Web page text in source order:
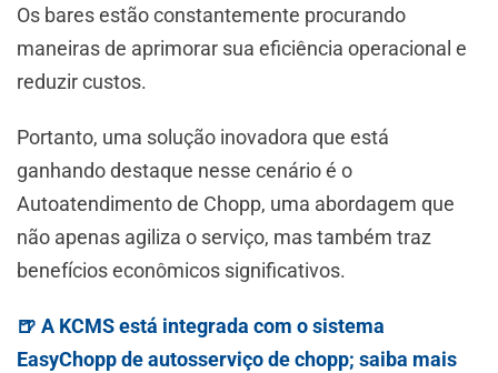
Os bares estão constantemente procurando
maneiras de aprimorar sua eficiência operacional e
reduzir custos.
Portanto, uma solução inovadora que está
ganhando destaque nesse cenário é o
Autoatendimento de Chopp, uma abordagem que
não apenas agiliza o serviço, mas também traz
benefícios econômicos significativos.
🍺 A KCMS está integrada com o sistema
EasyChopp de autosserviço de chopp; saiba mais